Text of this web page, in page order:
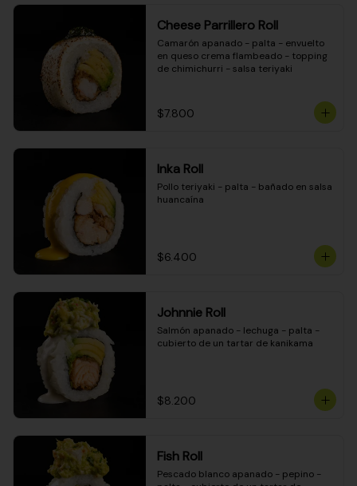
Cheese Parrillero Roll
Camarón apanado - palta - envuelto
en queso crema flambeado - topping
de chimichurri - salsa teriyaki
$7.800
Inka Roll
Pollo teriyaki - palta - bañado en salsa
huancaína
$6.400
Johnnie Roll
Salmón apanado - lechuga - palta -
cubierto de un tartar de kanikama
$8.200
Fish Roll
Pescado blanco apanado - pepino -